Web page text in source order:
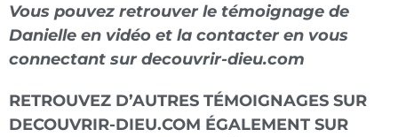
Vous pouvez retrouver le témoignage de
Danielle en vidéo et la contacter en vous
connectant sur decouvrir-dieu.com
RETROUVEZ D’AUTRES TÉMOIGNAGES SUR
DECOUVRIR-DIEU.COM ÉGALEMENT SUR